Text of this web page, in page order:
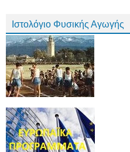
Ιστολόγιο Φυσικής Αγωγής